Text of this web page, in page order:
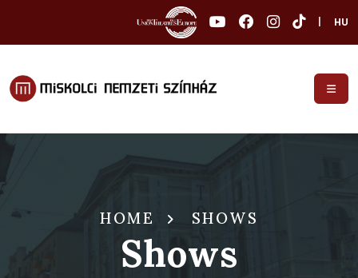
HU
HOME SHOWS
Shows